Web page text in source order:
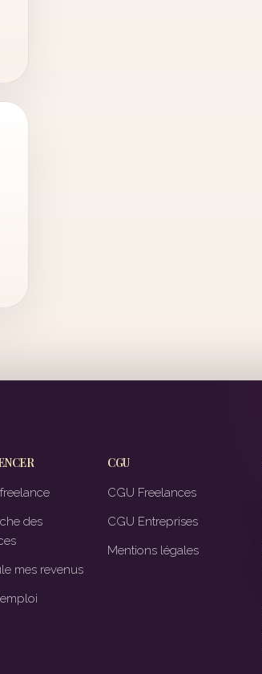
des
mes revenus
CGU
CGU Freelances
CGU Entreprises
Mentions légales